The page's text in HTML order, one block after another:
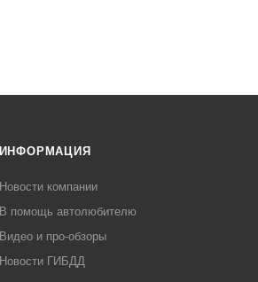
ИНФОРМАЦИЯ
Новости компании
В помощь автолюбителю
Видео и про-обзоры
Новости ГИБДД